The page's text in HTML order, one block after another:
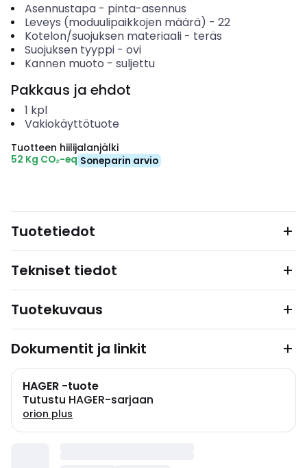
Asennustapa- pinta-asennus
Leveys (moduulipaikkojen määrä) - 22
Kotelon/suojuksen materiaali- teräs
Suojuksen tyyppi- ovi
Kannen muoto - suljettu
Pakkaus ja ehdot
1 kpl
Vakiokäyttötuote
Tuotteen hiilijalanjälki
52 Kg CO₂-eq Soneparin arvio
Tuotetiedot
Tekniset tiedot
Tuotekuvaus
Dokumentit ja linkit
HAGER -tuote
Tutustu HAGER-sarjaan
orion plus